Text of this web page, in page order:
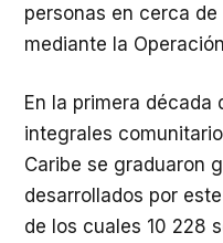
personas en cerca
mediante la
En la primera década
integrales
Caribe se graduaron
desarrollados por
de los cuales 10 228